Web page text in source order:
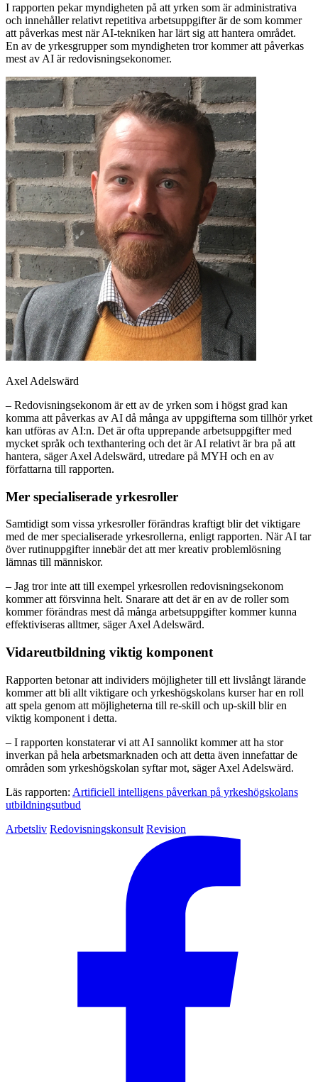
I rapporten pekar myndigheten på att yrken som är administrativa
och innehåller relativt repetitiva arbetsuppgifter är de som kommer
att påverkas mest när AI-tekniken har lärt sig att hantera området.
En av de yrkesgrupper som myndigheten tror kommer att påverkas
mest av AI är redovisningsekonomer.
Axel Adelswärd
– Redovisningsekonom är ett av de yrken som i högst grad kan
komma att påverkas av AI då många av uppgifterna som tillhör yrket
kan utföras av AI:n. Det är ofta upprepande arbetsuppgifter med
mycket språk och texthantering och det är AI relativt är bra på att
hantera, säger Axel Adelswärd, utredare på MYH och en av
författarna till rapporten.
Mer specialiserade yrkesroller
Samtidigt som vissa yrkesroller förändras kraftigt blir det viktigare
med de mer specialiserade yrkesrollerna, enligt rapporten. När AI tar
över rutinuppgifter innebär det att mer kreativ problemlösning
lämnas till människor.
– Jag tror inte att till exempel yrkesrollen redovisningsekonom
kommer att försvinna helt. Snarare att det är en av de roller som
kommer förändras mest då många arbetsuppgifter kommer kunna
effektiviseras alltmer, säger Axel Adelswärd.
Vidareutbildning viktig komponent
Rapporten betonar att individers möjligheter till ett livslångt lärande
kommer att bli allt viktigare och yrkeshögskolans kurser har en roll
att spela genom att möjligheterna till re-skill och up-skill blir en
viktig komponent i detta.
– I rapporten konstaterar vi att AI sannolikt kommer att ha stor
inverkan på hela arbetsmarknaden och att detta även innefattar de
områden som yrkeshögskolan syftar mot, säger Axel Adelswärd.
Läs rapporten: Artificiell intelligens påverkan på yrkeshögskolans
utbildningsutbud
Arbetsliv Redovisningskonsult Revision